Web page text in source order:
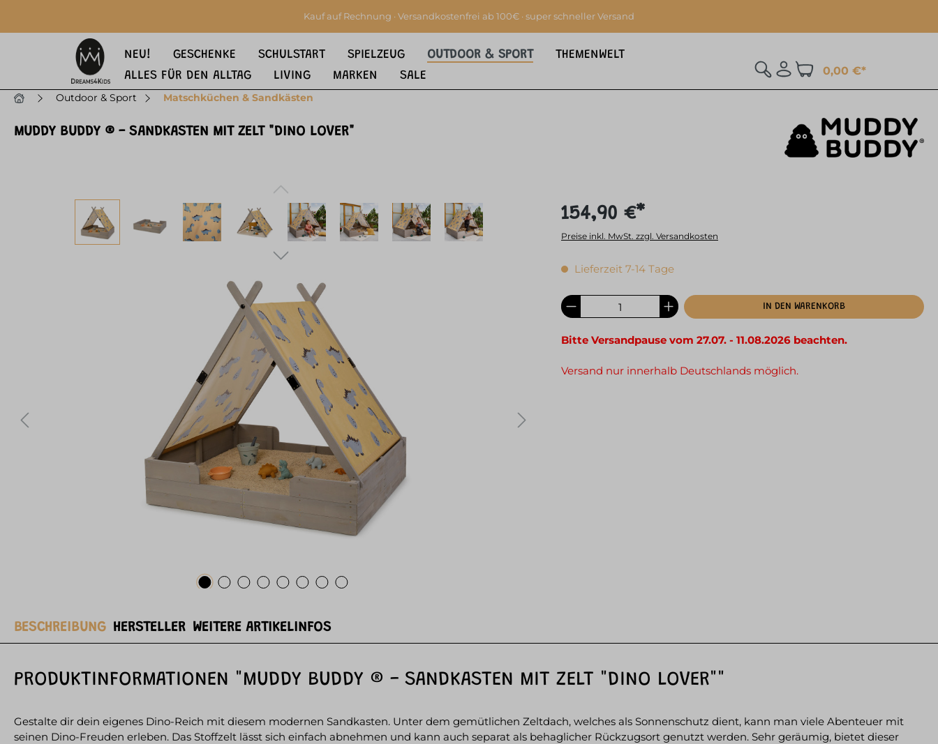
Kauf auf Rechnung · Versandkostenfrei ab 100€ · super schneller Versand
NEU! GESCHENKE SCHULSTART SPIELZEUG OUTDOOR & SPORT
THEMENWELT
ALLES FÜR DEN ALLTAG
LIVING MARKEN SALE 0,00 €*
Outdoor & Sport Matschküchen & Sandkästen
MUDDY BUDDY ® - SANDKASTEN MIT ZELT "DINO LOVER"
Bildergalerie überspringen 154,90 €*
Preise inkl. MwSt. zzgl. Versandkosten
Lieferzeit 7-14 Tage
IN DEN WARENKORB
Bitte Versandpause vom 27.07. - 11.08.2026 beachten.
Versand nur innerhalb Deutschlands möglich.
BESCHREIBUNG HERSTELLER WEITERE ARTIKELINFOS
PRODUKTINFORMATIONEN "MUDDY BUDDY ® - SANDKASTEN MIT ZELT "DINO LOVER""
Gestalte dir dein eigenes Dino-Reich mit diesem modernen Sandkasten. Unter dem gemütlichen Zeltdach, welches als Sonnenschutz dient, kann man viele Abenteuer mit
seinen Dino-Freuden erleben. Das Stoffzelt lässt sich einfach abnehmen und kann auch separat als behaglicher Rückzugsort genutzt werden. Sehr geräumig, bietet dieser